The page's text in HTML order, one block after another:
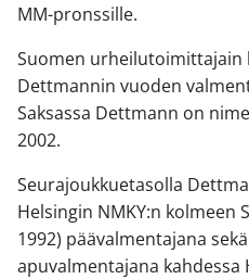
MM-pronssille.
Suomen
Dettmannin vuoden
Saksassa Dettmann on
2002.
Seurajoukkuetasolla
Helsingin NMKY:n kolmeen
1992) päävalmentajana
apuvalmentajana kahdessa